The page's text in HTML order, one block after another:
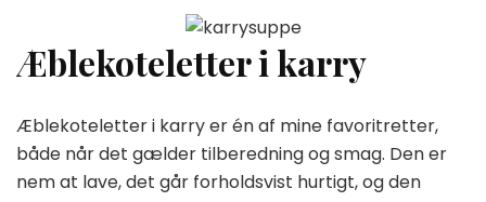
Æblekoteletter i karry
Æblekoteletter i karry er én af mine favoritretter,
både når det gælder tilberedning og smag. Den er
nem at lave, det går forholdsvist hurtigt, og den